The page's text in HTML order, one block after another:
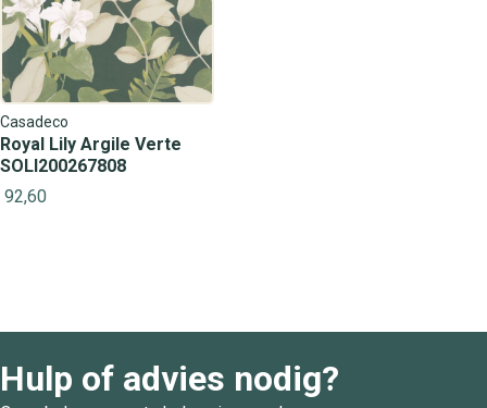
Casadeco
Royal Lily Argile Verte
SOLI200267808
92,60
Hulp of advies nodig?